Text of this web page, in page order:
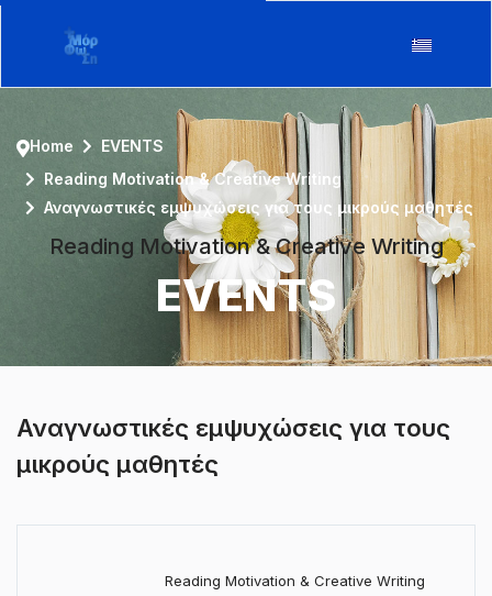
EVENTS
Reading Motivation & Creative Writing
Home
EVENTS
Reading Motivation & Creative Writing
Αναγνωστικές εμψυχώσεις για τους μικρούς μαθητές
Αναγνωστικές εμψυχώσεις για τους
μικρούς μαθητές
Reading Motivation & Creative Writing